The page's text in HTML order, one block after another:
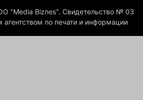
"Media Biznes". Свидетельство № 03
агентством по печати и информации